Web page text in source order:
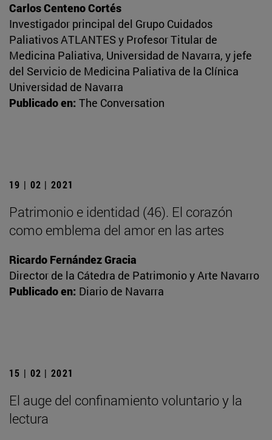
Carlos Centeno Cortés
Investigador principal del Grupo Cuidados
Paliativos ATLANTES y Profesor Titular de
Medicina Paliativa, Universidad de Navarra, y jefe
del Servicio de Medicina Paliativa de la Clínica
Universidad de Navarra
Publicado en: The Conversation
19 | 02 | 2021
Patrimonio e identidad (46). El corazón
como emblema del amor en las artes
Ricardo Fernández Gracia
Director de la Cátedra de Patrimonio y Arte Navarro
Publicado en: Diario de Navarra
15 | 02 | 2021
El auge del confinamiento voluntario y la
lectura